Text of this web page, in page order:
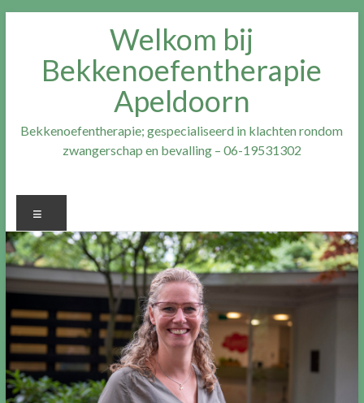
Welkom bij
Bekkenoefentherapie
Apeldoorn
Bekkenoefentherapie; gespecialiseerd in klachten rondom
zwangerschap en bevalling – 06-19531302